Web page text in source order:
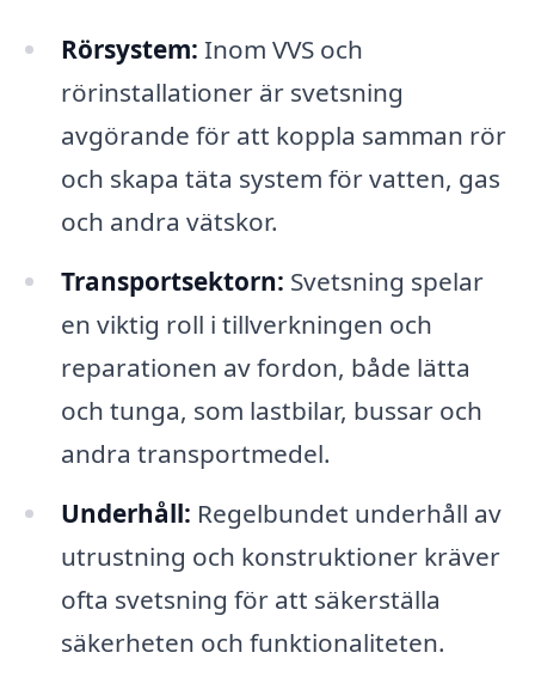
Rörsystem: Inom VVS och
rörinstallationer är svetsning
avgörande för att koppla samman rör
och skapa täta system för vatten, gas
och andra vätskor.
Transportsektorn: Svetsning spelar
en viktig roll i tillverkningen och
reparationen av fordon, både lätta
och tunga, som lastbilar, bussar och
andra transportmedel.
Underhåll: Regelbundet underhåll av
utrustning och konstruktioner kräver
ofta svetsning för att säkerställa
säkerheten och funktionaliteten.